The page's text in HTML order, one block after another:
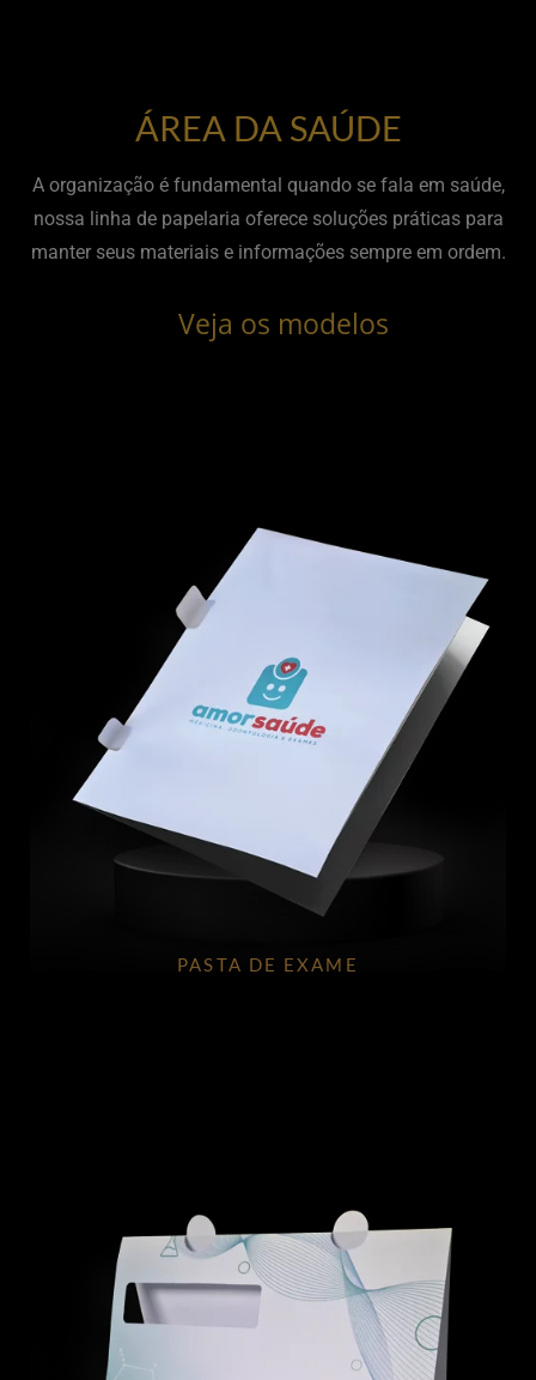
ÁREA DA SAÚDE
A organização é fundamental quando se fala em saúde,
nossa linha de papelaria oferece soluções práticas para
manter seus materiais e informações sempre em ordem.
Veja os modelos
PASTA DE EXAME